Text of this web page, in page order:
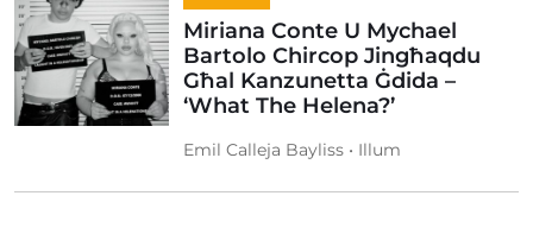
Miriana Conte U Mychael
Bartolo Chircop Jingħaqdu
Għal Kanzunetta Ġdida –
‘What The Helena?’
Emil Calleja Bayliss • Illum